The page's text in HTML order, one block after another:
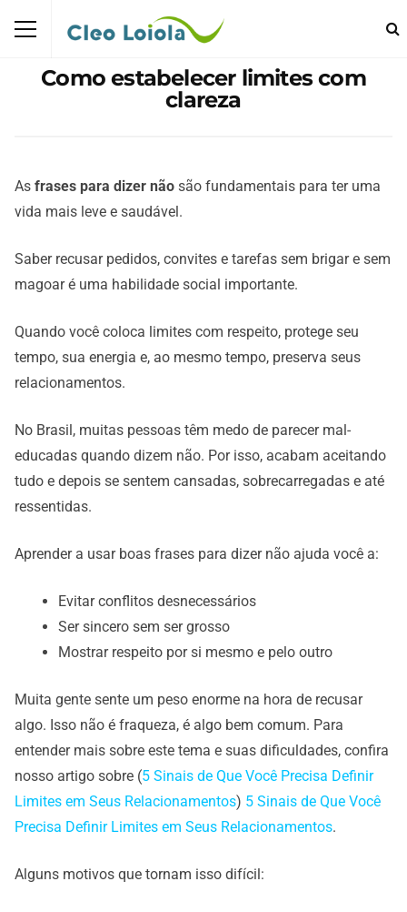
Como estabelecer limites com
clareza
As frases para dizer não são fundamentais para ter uma
vida mais leve e saudável.
Saber recusar pedidos, convites e tarefas sem brigar e sem
magoar é uma habilidade social importante.
Quando você coloca limites com respeito, protege seu
tempo, sua energia e, ao mesmo tempo, preserva seus
relacionamentos.
No Brasil, muitas pessoas têm medo de parecer mal-
educadas quando dizem não. Por isso, acabam aceitando
tudo e depois se sentem cansadas, sobrecarregadas e até
ressentidas.
Aprender a usar boas frases para dizer não ajuda você a:
Evitar conflitos desnecessários
Ser sincero sem ser grosso
Mostrar respeito por si mesmo e pelo outro
Muita gente sente um peso enorme na hora de recusar
algo. Isso não é fraqueza, é algo bem comum. Para
entender mais sobre este tema e suas dificuldades, confira
nosso artigo sobre (5 Sinais de Que Você Precisa Definir
Limites em Seus Relacionamentos) 5 Sinais de Que Você
Precisa Definir Limites em Seus Relacionamentos.
Alguns motivos que tornam isso difícil: